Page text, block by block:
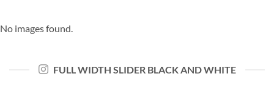
No images found.
FULL WIDTH SLIDER BLACK AND WHITE